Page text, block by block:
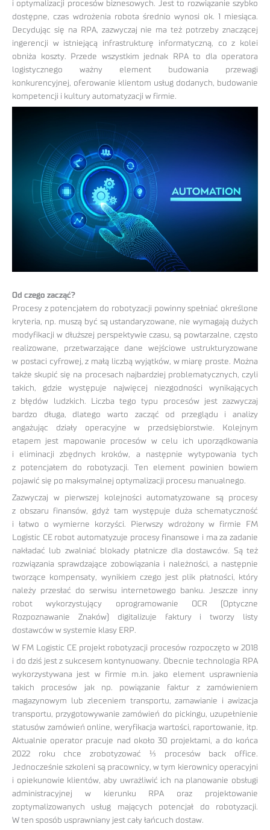
i optymalizacji procesów biznesowych. Jest to rozwiązanie szybko
dostępne, czas wdrożenia robota średnio wynosi ok. 1 miesiąca.
Decydując się na RPA, zazwyczaj nie ma też potrzeby znaczącej
ingerencji w istniejącą infrastrukturę informatyczną, co z kolei
obniża koszty. Przede wszystkim jednak RPA to dla operatora
logistycznego ważny element budowania przewagi
konkurencyjnej, oferowanie klientom usług dodanych, budowanie
kompetencji i kultury automatyzacji w firmie.
Od czego zacząć?
Procesy z potencjałem do robotyzacji powinny spełniać określone
kryteria, np. muszą być są ustandaryzowane, nie wymagają dużych
modyfikacji w dłuższej perspektywie czasu, są powtarzalne, często
realizowane, przetwarzające dane wejściowe ustrukturyzowane
w postaci cyfrowej, z małą liczbą wyjątków, w miarę proste. Można
także skupić się na procesach najbardziej problematycznych, czyli
takich, gdzie występuje najwięcej niezgodności wynikających
z błędów ludzkich. Liczba tego typu procesów jest zazwyczaj
bardzo długa, dlatego warto zacząć od przeglądu i analizy
angażując działy operacyjne w przedsiębiorstwie. Kolejnym
etapem jest mapowanie procesów w celu ich uporządkowania
i eliminacji zbędnych kroków, a następnie wytypowania tych
z potencjałem do robotyzacji. Ten element powinien bowiem
pojawić się po maksymalnej optymalizacji procesu manualnego.
Zazwyczaj w pierwszej kolejności automatyzowane są procesy
z obszaru finansów, gdyż tam występuje duża schematyczność
i łatwo o wymierne korzyści. Pierwszy wdrożony w firmie FM
Logistic CE robot automatyzuje procesy finansowe i ma za zadanie
nakładać lub zwalniać blokady płatnicze dla dostawców. Są też
rozwiązania sprawdzające zobowiązania i należności, a następnie
tworzące kompensaty, wynikiem czego jest plik płatności, który
należy przesłać do serwisu internetowego banku. Jeszcze inny
robot wykorzystujący oprogramowanie OCR (Optyczne
Rozpoznawanie Znaków) digitalizuje faktury i tworzy listy
dostawców w systemie klasy ERP.
W FM Logistic CE projekt robotyzacji procesów rozpoczęto w 2018
i do dziś jest z sukcesem kontynuowany. Obecnie technologia RPA
wykorzystywana jest w firmie m.in. jako element usprawnienia
takich procesów jak np. powiązanie faktur z zamówieniem
magazynowym lub zleceniem transportu, zamawianie i awizacja
transportu, przygotowywanie zamówień do pickingu, uzupełnienie
statusów zamówień online, weryfikacja wartości, raportowanie, itp.
Aktualnie operator pracuje nad około 30 projektami, a do końca
2022 roku chce zrobotyzować ⅓ procesów back office.
Jednocześnie szkoleni są pracownicy, w tym kierownicy operacyjni
i opiekunowie klientów, aby uwrażliwić ich na planowanie obsługi
administracyjnej w kierunku RPA oraz projektowanie
zoptymalizowanych usług mających potencjał do robotyzacji.
W ten sposób usprawniany jest cały łańcuch dostaw.